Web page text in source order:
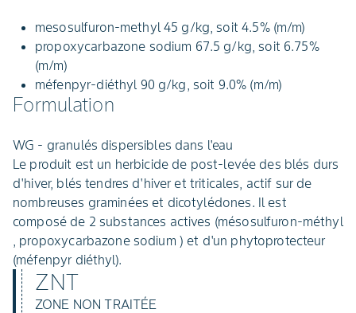
mesosulfuron-methyl 45 g/kg, soit 4.5% (m/m)
propoxycarbazone sodium 67.5 g/kg, soit 6.75%
(m/m)
méfenpyr-diéthyl 90 g/kg, soit 9.0% (m/m)
Formulation
WG - granulés dispersibles dans l'eau
Le produit est un herbicide de post-levée des blés durs
d'hiver, blés tendres d'hiver et triticales, actif sur de
nombreuses graminées et dicotylédones. Il est
composé de 2 substances actives (mésosulfuron-méthyl
, propoxycarbazone sodium ) et d'un phytoprotecteur
(méfenpyr diéthyl).
ZNT
ZONE NON TRAITÉE